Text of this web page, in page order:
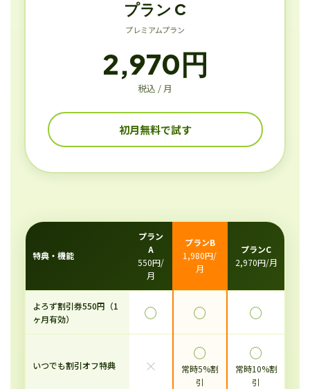
プラン C
プレミアムプラン
2,970円
税込 / 月
初月無料で試す
特典・機能
プラン
A
550円/
月
プランB
1,980円/
月
プランC
2,970円/月
よろず割引券550円（1
ヶ月有効）
◯ ◯ ◯
いつでも割引オフ特典 ×
◯
常時5%割
引
◯
常時10%割
引